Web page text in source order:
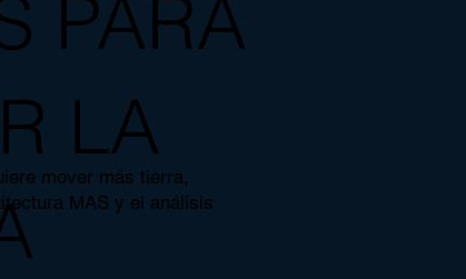
PARA
LA
mover más tierra,
MAS y el análisis